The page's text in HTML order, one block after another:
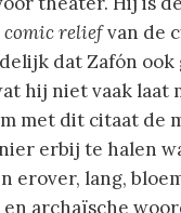
comic reliefvan de
dat Zafón ook
hij niet vaak laat
met dit citaat de
erbij te halen
erover, lang,
archaïsche